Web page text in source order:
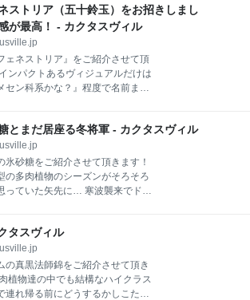
り眺めてみるとありがたい事に株
たな新芽が顔は出してはいるんで
生育速度を上げる事が出来るんじ
トローズ！ この冬の寒さで外葉が
いて中側の生長点付近の淡い緑色
まらないお安く招く事が出来た優
キャップで確認して頂ければ分か
がサイズも申し分ありません。 内
備万端！ これから来る生育期を前
は弱まるし根腐れの引き金になり
替えます！ 根の生長は株の生長！
なか見てみましょう！ おっ！ボコ
ストリア（五十鈴玉）をお招きしまし
が最高！ - カクタスヴィル
ェネストリア』をご紹介させて頂
ンパクトあるヴィジュアルだけは
セン科系かな？』程度で名前まで
... 我が家にやって来た株のネーム
ストリア』になっておりますが
』でも流通しておりどっちとも正
あ！分かりずらいから和名で覚え
思いしらべますと... 『五十鈴
く』ですって！ 皆さんご存じでし
すず』ってんですね～(ﾟДﾟ) 見当
… 勉強になります(;´Д｀) そんなフ
… 見た限りそん
とまだ居座る冬将軍 - カクタスヴィル
氷砂糖をご紹介させて頂きます！
の多肉植物のシーズンがそろそろ
っていた矢先に… 寒波襲来でドカ
ょこ植え替えやらチョンパやら
雪は降っても日差しは春の兆し！
ッ！と植え替えます！！ 招いてか
し生長もかなりのゆっくりめ…
長しないんじゃね？』と昨年の
タスヴィル
の真黒法師錦をご紹介させて頂き
植物達の中でも結構なハイクラス
連れ帰る前にどうするかしこたま